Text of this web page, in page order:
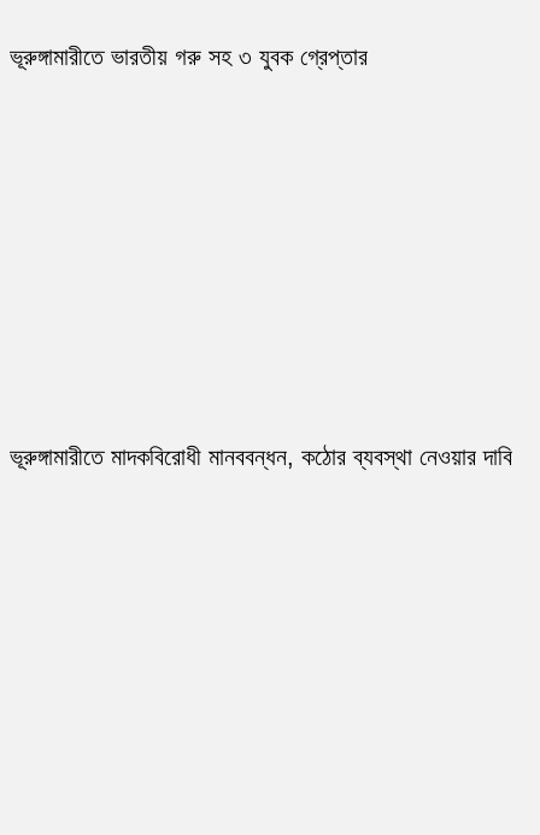
ভূরুঙ্গামারীতে ভারতীয় গরু সহ ৩ যুবক গ্রেপ্তার
ভূরুঙ্গামারীতে মাদকবিরোধী মানববন্ধন, কঠোর ব্যবস্থা নেওয়ার দাবি